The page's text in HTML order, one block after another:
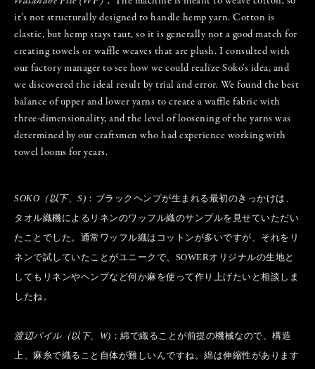
it’s not structurally designed to handle hemp yarn. Cotton is
elastic, but hemp stays taut, so it is generally not a good match for
creating towels or waffle weaves that are plush. I consulted with
our factory manager to see how we could realize Soko's idea, and
we discovered the ideal result by trial and error. We found the best
balance of upper and lower yarns to create a waffle fabric with
three-dimensionality, and the level of loosening of the yarns was
determined by our craftsmen who had experience working with
towel looms for years.
SOKO（以下、S) ：ブラックヘンプが生まれる最初のきっかけは、
タオル織機によるリネンのワッフル織のサンプルを見せていただい
たことでした。通常ワッフル織はコットンが多いですが、それをリ
ネンで試していたことがユニークで、SOWERオリジナルの生地と
してもリネンやヘンプなど何か麻を使って作り上げたいと相談しま
したね。
渡辺パイル（以下、W) ：綿で織ることが前提の機械なので、構造
上、麻糸で織ること自体が難しいんですね。綿は伸縮性があります